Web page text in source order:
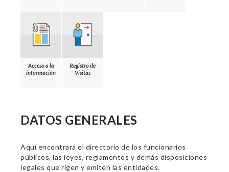
Acceso a la
información
Registro de
Visitas
DATOS GENERALES
Aquí encontrará el directorio de los funcionarios
públicos, las leyes, reglamentos y demás disposiciones
legales que rigen y emiten las entidades.